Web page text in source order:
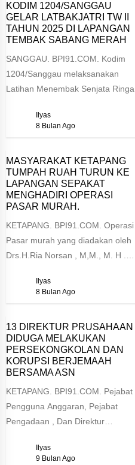
KODIM 1204/SANGGAU
GELAR LATBAKJATRI TW II
TAHUN 2025 DI LAPANGAN
TEMBAK SABANG MERAH ‎
‎SANGGAU. BPI91.COM. Kodim
1204/Sanggau melaksanakan
Latihan Menembak Senjata Ringan
pada Selasa (25/11/2025) pukul
Ilyas
8 Bulan Ago
MASYARAKAT KETAPANG
TUMPAH RUAH TURUN KE
LAPANGAN SEPAKAT
MENGHADIRI OPERASI
PASAR MURAH.
KETAPANG. BPI91.COM. Operasi
Pasar murah yang diadakan oleh
Drs.H.Ria Norsan , M,M., M. H .
Krisantus Kurniawan,...
Ilyas
8 Bulan Ago
13 DIREKTUR PRUSAHAAN
DIDUGA MELAKUKAN
PERSEKONGKOLAN DAN
KORUPSI BERJEMAAH
BERSAMA ASN
KETAPANG. BPI91.COM. Pejabat
Pengguna Anggaran, Pejabat
Pengadaan , Dan Direktur
Persekongkolan Dan Korupsi
Ilyas
9 Bulan Ago